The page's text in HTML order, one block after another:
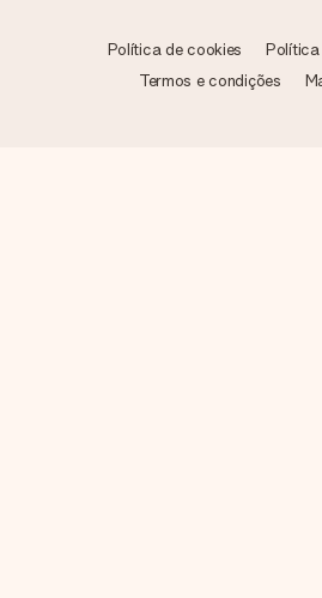
Política de cookies
Termos e condições